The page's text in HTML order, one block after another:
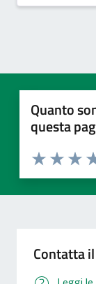
Quanto
questa
Valuta 2
Valuta 1
Contatta